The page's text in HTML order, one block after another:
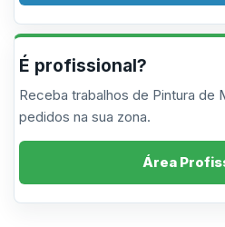
É profissional?
Receba trabalhos de Pintura de
pedidos na sua zona.
Área